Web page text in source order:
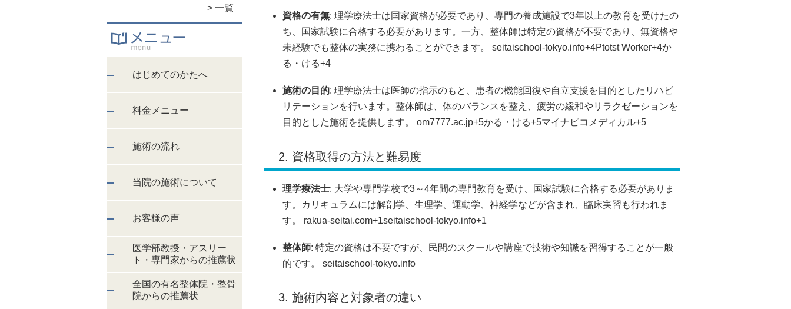
一覧
はじめてのかたへ
料金メニュー
施術の流れ
当院の施術について
お客様の声
医学部教授・アスリー
ト・専門家からの推薦状
全国の有名整体院・整骨
院からの推薦状
資格の有無: 理学療法士は国家資格が必要であり、専門の養成施設で3年以上の教育を受けたの
ち、国家試験に合格する必要があります。一方、整体師は特定の資格が不要であり、無資格や
未経験でも整体の実務に携わることができます。
seitaischool-tokyo.info+4Ptotst Worker+4か
る・ける+4
施術の目的: 理学療法士は医師の指示のもと、患者の機能回復や自立支援を目的としたリハビ
リテーションを行います。整体師は、体のバランスを整え、疲労の緩和やリラクゼーションを
目的とした施術を提供します。
om7777.ac.jp+5かる・ける+5マイナビコメディカル+5
2. 資格取得の方法と難易度
理学療法士: 大学や専門学校で3～4年間の専門教育を受け、国家試験に合格する必要がありま
す。カリキュラムには解剖学、生理学、運動学、神経学などが含まれ、臨床実習も行われま
す。
rakua-seitai.com+1seitaischool-tokyo.info+1
整体師: 特定の資格は不要ですが、民間のスクールや講座で技術や知識を習得することが一般
的です。
seitaischool-tokyo.info
3. 施術内容と対象者の違い